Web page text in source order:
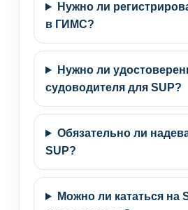
Нужно ли
в ГИМС?
Нужно ли
судоводителя для SUP?
Обязательно ли
SUP?
Можно ли кататься на